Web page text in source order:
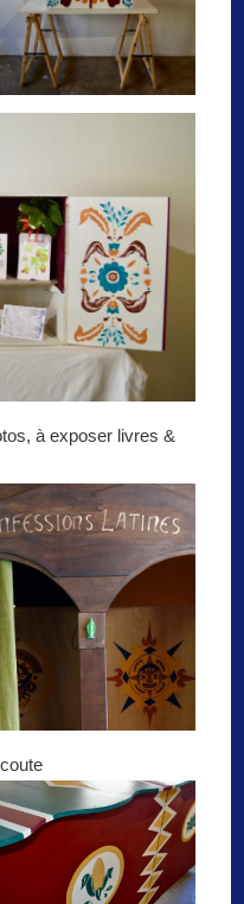
à exposer livres &